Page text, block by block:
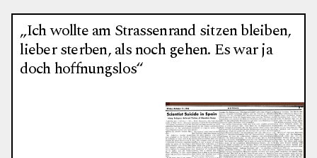
„Ich wollte am Strassenrand sitzen bleiben,
lieber sterben, als noch gehen. Es war ja
doch hoffnungslos“